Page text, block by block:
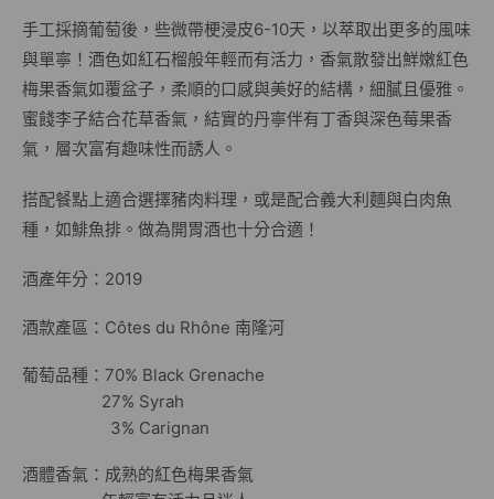
手工採摘葡萄後，些微帶梗浸皮6-10天，以萃取出更多的風味
與單寧！酒色如紅石榴般年輕而有活力，香氣散發出鮮嫩紅色
梅果香氣如覆盆子，柔順的口感與美好的結構，細膩且優雅。
蜜餞李子結合花草香氣，結實的丹寧伴有丁香與深色莓果香
氣，層次富有趣味性而誘人。
搭配餐點上適合選擇豬肉料理，或是配合義大利麵與白肉魚
種，如鯡魚排。做為開胃酒也十分合適！
酒產年分：2019
酒款產區：Côtes du Rhône 南隆河
葡萄品種：70% Black Grenache
27% Syrah
3% Carignan
酒體香氣：成熟的紅色梅果香氣